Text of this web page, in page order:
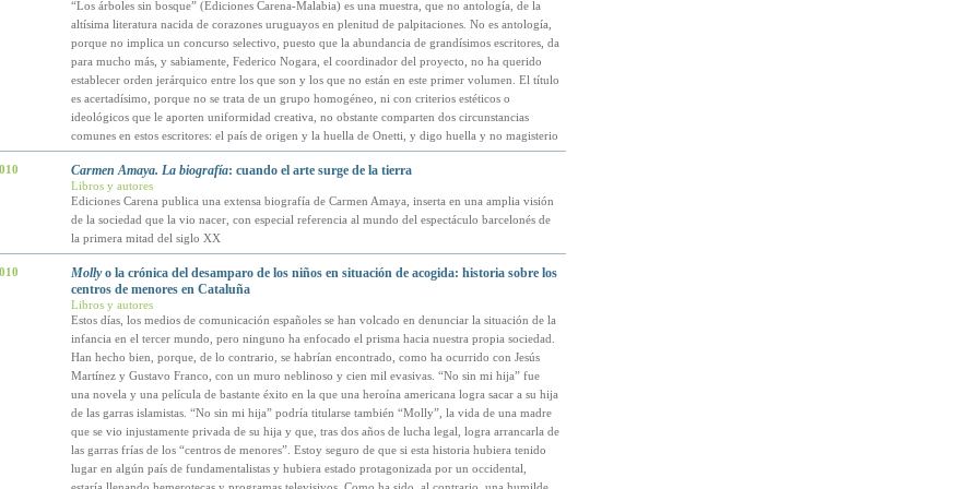
“Los árboles sin bosque” (Ediciones Carena-Malabia) es una muestra, que no antología, de la
altísima literatura nacida de corazones uruguayos en plenitud de palpitaciones. No es antología,
porque no implica un concurso selectivo, puesto que la abundancia de grandísimos escritores, da
para mucho más, y sabiamente, Federico Nogara, el coordinador del proyecto, no ha querido
establecer orden jerárquico entre los que son y los que no están en este primer volumen. El título
es acertadísimo, porque no se trata de un grupo homogéneo, ni con criterios estéticos o
ideológicos que le aporten uniformidad creativa, no obstante comparten dos circunstancias
comunes en estos escritores: el país de origen y la huella de Onetti, y digo huella y no magisterio
Carmen Amaya. La biografía: cuando el arte surge de la tierra
Libros y autores
Ediciones Carena publica una extensa biografía de Carmen Amaya, inserta en una amplia visión
de la sociedad que la vio nacer, con especial referencia al mundo del espectáculo barcelonés de
la primera mitad del siglo XX
Mollyo la crónica del desamparo de los niños en situación de acogida: historia sobre los
centros de menores en Cataluña
Libros y autores
Estos días, los medios de comunicación españoles se han volcado en denunciar la situación de la
infancia en el tercer mundo, pero ninguno ha enfocado el prisma hacia nuestra propia sociedad.
Han hecho bien, porque, de lo contrario, se habrían encontrado, como ha ocurrido con Jesús
Martínez y Gustavo Franco, con un muro neblinoso y cien mil evasivas. “No sin mi hija” fue
una novela y una película de bastante éxito en la que una heroína americana logra sacar a su hija
de las garras islamistas. “No sin mi hija” podría titularse también “Molly”, la vida de una madre
que se vio injustamente privada de su hija y que, tras dos años de lucha legal, logra arrancarla de
las garras frías de los “centros de menores”. Estoy seguro de que si esta historia hubiera tenido
lugar en algún país de fundamentalistas y hubiera estado protagonizada por un occidental,